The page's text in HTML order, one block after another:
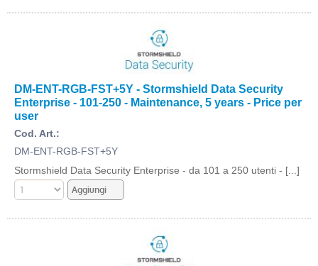
DM-ENT-RGB-FST+5Y - Stormshield Data Security
Enterprise - 101-250 - Maintenance, 5 years - Price per
user
Cod. Art.:
DM-ENT-RGB-FST+5Y
Stormshield Data Security Enterprise - da 101 a 250 utenti - [...]